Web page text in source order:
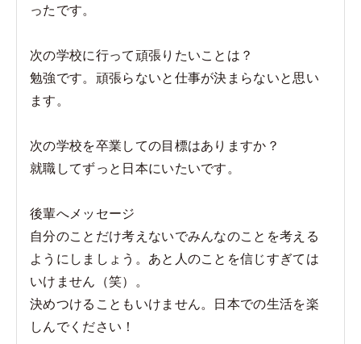
ったです。
次の学校に行って頑張りたいことは？
勉強です。頑張らないと仕事が決まらないと思い
ます。
次の学校を卒業しての目標はありますか？
就職してずっと日本にいたいです。
後輩へメッセージ
自分のことだけ考えないでみんなのことを考える
ようにしましょう。あと人のことを信じすぎては
いけません（笑）。
決めつけることもいけません。日本での生活を楽
しんでください！